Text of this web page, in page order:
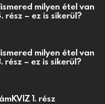
milyen étel van
rész – ez is sikerül?
milyen étel van
rész – ez is sikerül?
1. rész